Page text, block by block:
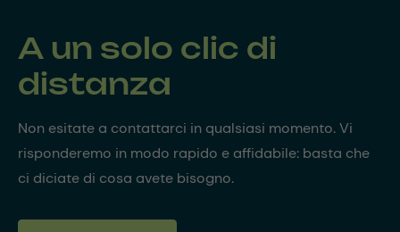
A un solo clic di
distanza
Non esitate a contattarci in qualsiasi momento. Vi
risponderemo in modo rapido e affidabile: basta che
ci diciate di cosa avete bisogno.